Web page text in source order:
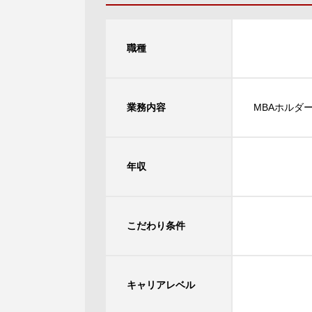
職種
業務内容 MBAホルダ
年収
こだわり条件
キャリアレベル